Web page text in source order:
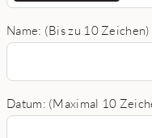
Name: (Bis zu 10 Zeichen)
Datum: (Maximal 10